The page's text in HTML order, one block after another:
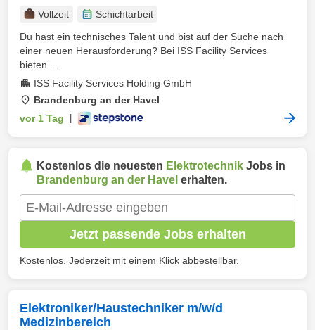
Vollzeit
Schichtarbeit
Du hast ein technisches Talent und bist auf der Suche nach
einer neuen Herausforderung? Bei ISS Facility Services
bieten ...
ISS Facility Services Holding GmbH
Brandenburg an der Havel
vor 1 Tag
Kostenlos die neuesten Elektrotechnik Jobs in
Brandenburg an der Havel erhalten.
Jetzt passende Jobs erhalten
Kostenlos. Jederzeit mit einem Klick abbestellbar.
Elektroniker/Haustechniker m/w/d
Medizinbereich